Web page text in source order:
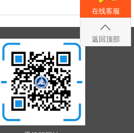
在线客服
返回顶部